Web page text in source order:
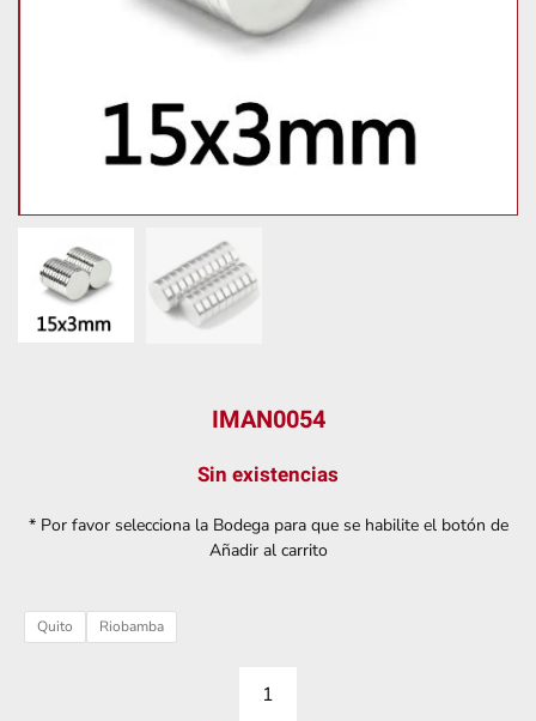
IMAN0054
Sin existencias
* Por favor selecciona la Bodega para que se habilite el botón de
Añadir al carrito
Quito Riobamba
IMÁN